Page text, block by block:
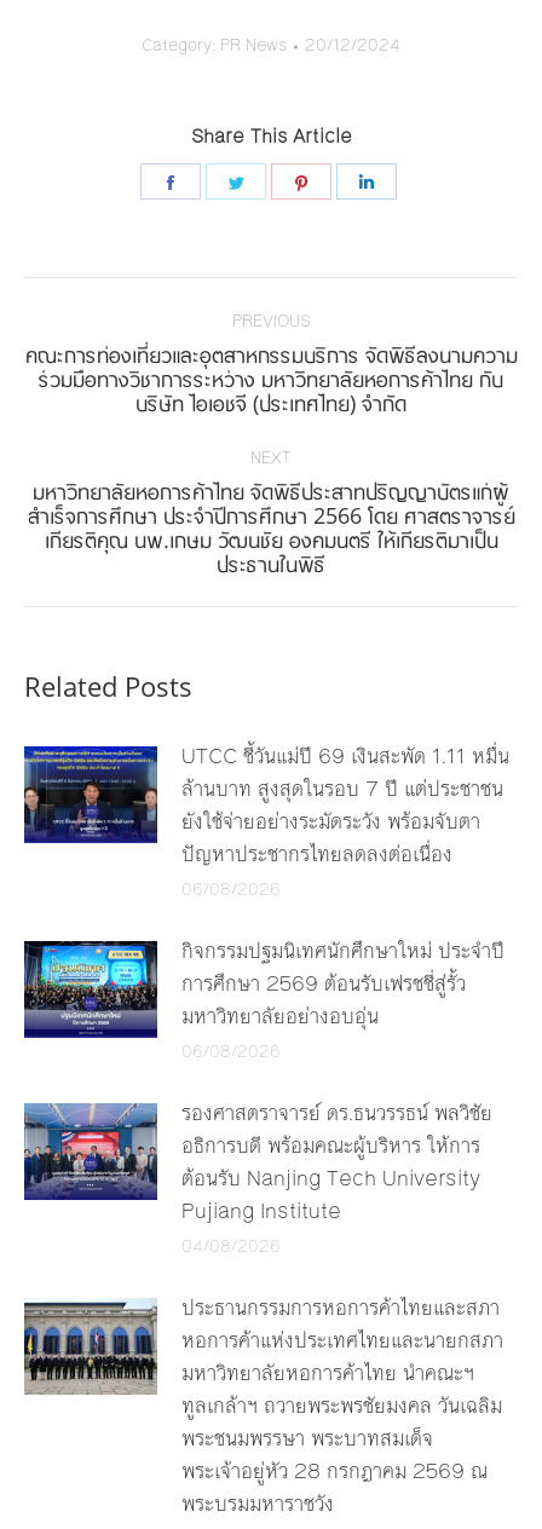
Category: PR News 20/12/2024
Share This Article
Share
Share
Share
navigation
PREVIOUS
Previous
post:
คณะการท่องเที่ยวและอุตสาหกรรมบริการ จัดพิธีลงนามความ
ร่วมมือทางวิชาการระหว่าง มหาวิทยาลัยหอการค้าไทย กับ
บริษัท ไอเอชจี (ประเทศไทย) จำกัด
NEXT
Next
post:
มหาวิทยาลัยหอการค้าไทย จัดพิธีประสาทปริญญาบัตรแก่ผู้
สำเร็จการศึกษา ประจำปีการศึกษา 2566 โดย ศาสตราจารย์
เกียรติคุณ นพ.เกษม วัฒนชัย องคมนตรี ให้เกียรติมาเป็น
ประธานในพิธี
Related Posts
UTCC ชี้วันแม่ปี 69 เงินสะพัด 1.11 หมื่น
ล้านบาท สูงสุดในรอบ 7 ปี แต่ประชาชน
ยังใช้จ่ายอย่างระมัดระวัง พร้อมจับตา
ปัญหาประชากรไทยลดลงต่อเนื่อง
06/08/2026
กิจกรรมปฐมนิเทศนักศึกษาใหม่ ประจำปี
การศึกษา 2569 ต้อนรับเฟรชชี่สู่รั้ว
มหาวิทยาลัยอย่างอบอุ่น
06/08/2026
รองศาสตราจารย์ ดร.ธนวรรธน์ พลวิชัย
อธิการบดี พร้อมคณะผู้บริหาร ให้การ
ต้อนรับ Nanjing Tech University
Pujiang Institute
04/08/2026
ประธานกรรมการหอการค้าไทยและสภา
หอการค้าแห่งประเทศไทยและนายกสภา
มหาวิทยาลัยหอการค้าไทย นำคณะฯ
ทูลเกล้าฯ ถวายพระพรชัยมงคล วันเฉลิม
พระชนมพรรษา พระบาทสมเด็จ
พระเจ้าอยู่หัว 28 กรกฎาคม 2569 ณ
พระบรมมหาราชวัง